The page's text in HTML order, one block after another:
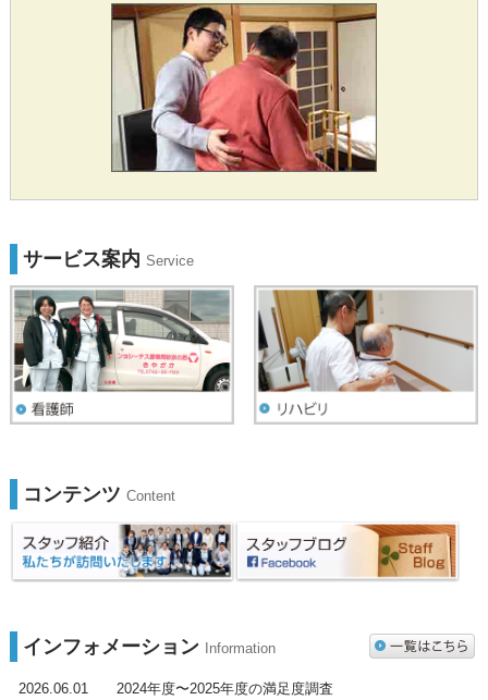
サービス案内 Service
コンテンツ Content
インフォメーション Information
2026.06.01
2024年度〜2025年度の満足度調査